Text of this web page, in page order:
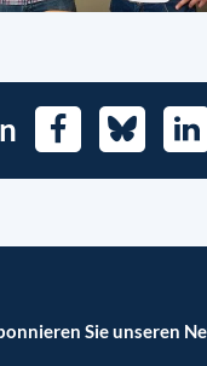
FacebookBluesky
Sie unseren